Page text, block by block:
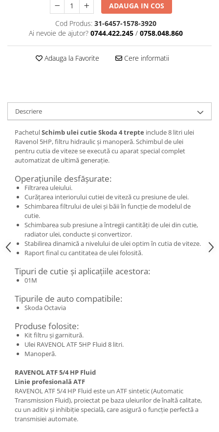
ADAUGA IN COS
Cod Produs: 31-6457-1578-3920
Ai nevoie de ajutor? 0744.422.245 / 0758.048.860
Adauga la Favorite Cere informatii
Descriere
PachetulSchimb ulei cutie Skoda 4 trepte include 8 litri ulei
Ravenol 5HP, filtru hidraulic și manoperă. Schimbul de ulei
pentru cutia de viteze se execută cu aparat special complet
automatizat de ultimă generație.
Operațiunile desfășurate:
Filtrarea uleiului.
Curățarea interiorului cutiei de viteză cu presiune de ulei.
Schimbarea filtrului de ulei și băii în funcție de modelul de
cutie.
Schimbarea sub presiune a întregii cantități de ulei din cutie,
radiator ulei, conducte și convertizor.
Stabilirea dinamică a nivelului de ulei optim în cutia de viteze.
Raport final cu cantitatea de ulei folosită.
Tipuri de cutie și aplicațiile acestora:
01M
Tipurile de auto compatibile:
Skoda Octavia
Produse folosite:
Kit filtru și garnitură.
Ulei RAVENOL ATF 5HP Fluid 8 litri.
Manoperă.
RAVENOL ATF 5/4 HP Fluid
Linie profesională ATF
RAVENOL ATF 5/4 HP Fluid este un ATF sintetic (Automatic
Transmission Fluid), proiectat pe baza uleiurilor de înaltă calitate,
cu un aditiv și inhibiție specială, care asigură o funcție perfectă a
transmisiei automate.